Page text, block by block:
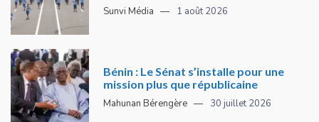
Sunvi Média 1 août 2026
Bénin : Le Sénat s’installe pour une
mission plus que républicaine
Mahunan Bérengère 30 juillet 2026